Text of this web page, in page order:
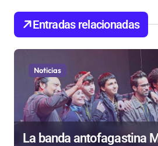
e
a
Entradas relacionadas
Noticias
La banda antofagastina